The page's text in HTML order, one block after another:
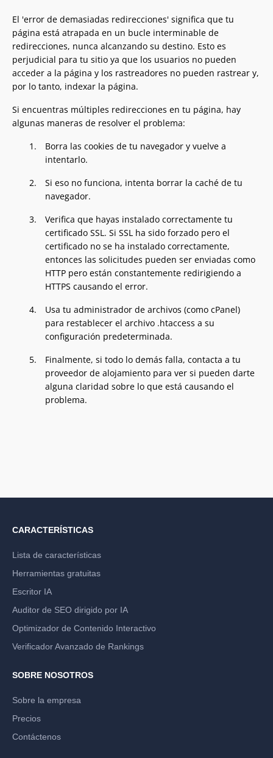
El 'error de demasiadas redirecciones' significa que tu
página está atrapada en un bucle interminable de
redirecciones, nunca alcanzando su destino. Esto es
perjudicial para tu sitio ya que los usuarios no pueden
acceder a la página y los rastreadores no pueden rastrear y,
por lo tanto, indexar la página.
Si encuentras múltiples redirecciones en tu página, hay
algunas maneras de resolver el problema:
Borra las cookies de tu navegador y vuelve a
intentarlo.
Si eso no funciona, intenta borrar la caché de tu
navegador.
Verifica que hayas instalado correctamente tu
certificado SSL. Si SSL ha sido forzado pero el
certificado no se ha instalado correctamente,
entonces las solicitudes pueden ser enviadas como
HTTP pero están constantemente redirigiendo a
HTTPS causando el error.
Usa tu administrador de archivos (como cPanel)
para restablecer el archivo .htaccess a su
configuración predeterminada.
Finalmente, si todo lo demás falla, contacta a tu
proveedor de alojamiento para ver si pueden darte
alguna claridad sobre lo que está causando el
problema.
CARACTERÍSTICAS
Lista de características
Herramientas gratuitas
Escritor IA
Auditor de SEO dirigido por IA
Optimizador de Contenido Interactivo
Verificador Avanzado de Rankings
SOBRE NOSOTROS
Sobre la empresa
Precios
Contáctenos